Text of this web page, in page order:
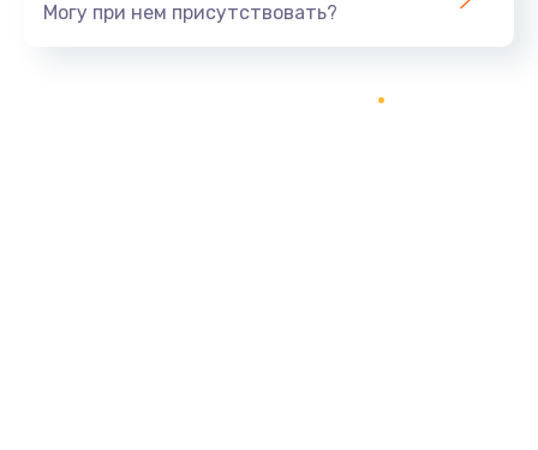
Могу при нем присутствовать?